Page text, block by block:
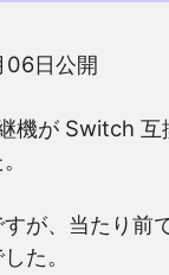
06日公開
機が Switch 互
が、当たり前
た。